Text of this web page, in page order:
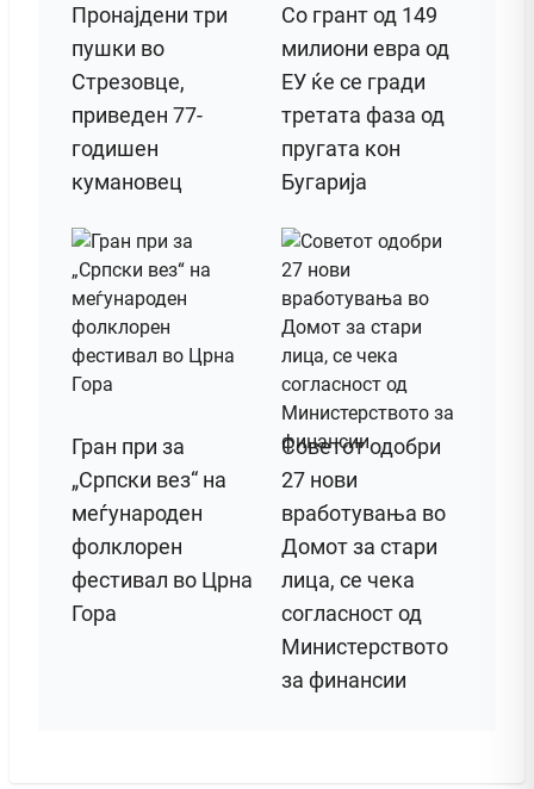
Пронајдени три
пушки во
Стрезовце,
приведен 77-
годишен
кумановец
Со грант од 149
милиони евра од
ЕУ ќе се гради
третата фаза од
пругата кон
Бугарија
Гран при за
„Српски вез“ на
меѓународен
фолклорен
фестивал во Црна
Гора
Советот одобри
27 нови
вработувања во
Домот за стари
лица, се чека
согласност од
Министерството
за финансии